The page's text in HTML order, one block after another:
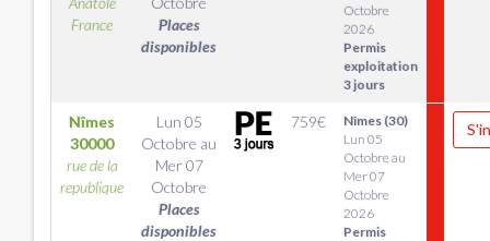
France
Places
disponibles
Octobre
2026
Permis
exploitation
3 jours
Nîmes
30000
rue de la
republique
Lun 05
Octobre au
Mer 07
Octobre
Places
disponibles
759€
Nîmes (30)
Lun 05
Octobre au
Mer 07
Octobre
2026
Permis